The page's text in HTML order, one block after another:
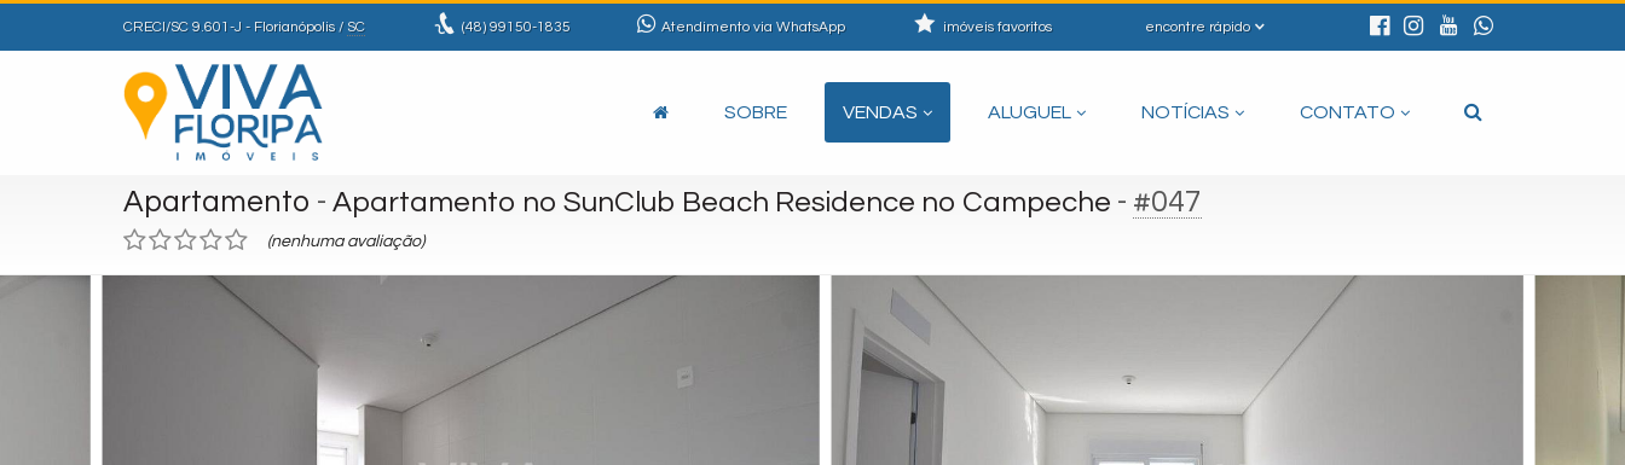
CRECI/SC 9.601-J - Florianópolis / SC (48)99150-1835 Atendimento via WhatsApp encontre rápido
imóveis favoritos
SOBRE VENDAS ALUGUEL NOTÍCIAS CONTATO
Apartamento - Apartamento no SunClub Beach Residence no Campeche - #047
(nenhuma avaliação)